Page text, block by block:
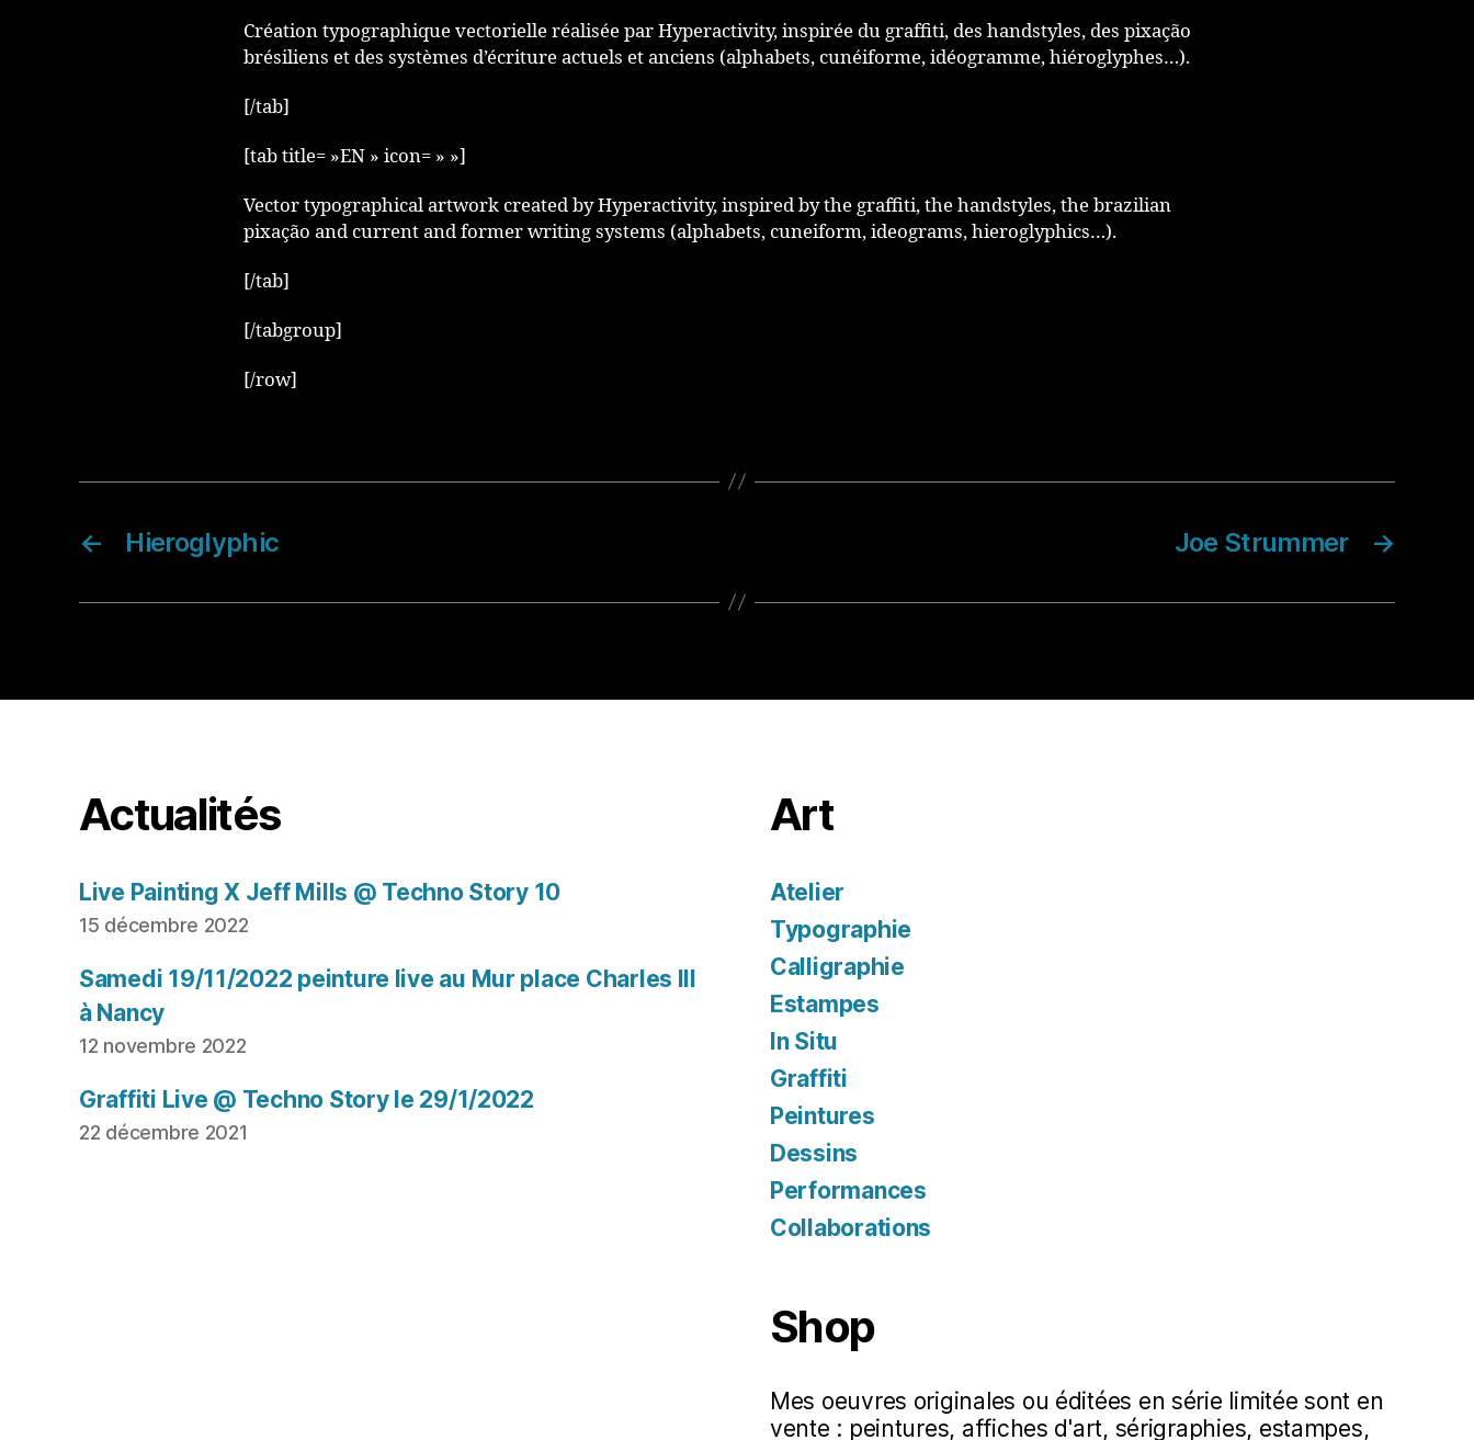
Création typographique vectorielle réalisée par Hyperactivity, inspirée du graffiti, des handstyles, des pixação
brésiliens et des systèmes d’écriture actuels et anciens (alphabets, cunéiforme, idéogramme, hiéroglyphes…).
[/tab]
[tab title= »EN » icon= » »]
Vector typographical artwork created by Hyperactivity, inspired by the graffiti, the handstyles, the brazilian
pixação and current and former writing systems (alphabets, cuneiform, ideograms, hieroglyphics…).
[/tab]
[/tabgroup]
[/row]
← Hieroglyphic →
Joe Strummer
Actualités
Live Painting X Jeff Mills @ Techno Story 10
15 décembre 2022
Samedi 19/11/2022 peinture live au Mur place Charles III
à Nancy
12 novembre 2022
Graffiti Live @ Techno Story le 29/1/2022
22 décembre 2021
Art
Atelier
Typographie
Calligraphie
Estampes
In Situ
Graffiti
Peintures
Dessins
Performances
Collaborations
Shop
Mes oeuvres originales ou éditées en série limitée sont en
vente : peintures, affiches d'art, sérigraphies, estampes,